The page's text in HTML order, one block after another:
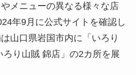
メニューの異なる様々な店
年9月に公式サイトを確認し
山口県岩国市内に「いろり
ろり山賊 錦店」の2カ所を展